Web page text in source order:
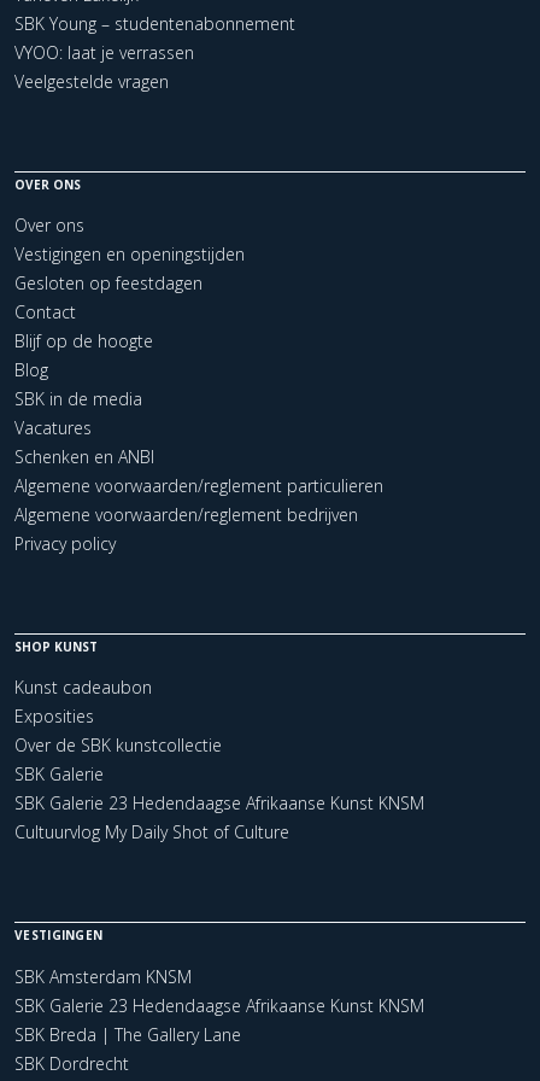
SBK Young – studentenabonnement
VYOO: laat je verrassen
Veelgestelde vragen
OVER ONS
Over ons
Vestigingen en openingstijden
Gesloten op feestdagen
Contact
Blijf op de hoogte
Blog
SBK in de media
Vacatures
Schenken en ANBI
Algemene voorwaarden/reglement particulieren
Algemene voorwaarden/reglement bedrijven
Privacy policy
SHOP KUNST
Kunst cadeaubon
Exposities
Over de SBK kunstcollectie
SBK Galerie
SBK Galerie 23 Hedendaagse Afrikaanse Kunst KNSM
Cultuurvlog My Daily Shot of Culture
VESTIGINGEN
SBK Amsterdam KNSM
SBK Galerie 23 Hedendaagse Afrikaanse Kunst KNSM
SBK Breda | The Gallery Lane
SBK Dordrecht